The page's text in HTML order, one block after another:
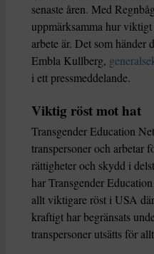
senaste åren. Med
uppmärksamma hur
arbete är. Det som händer
Embla Kullberg,
i ett pressmeddelande.
Viktig röst mot hat
Transgender Education
transpersoner och arbetar
rättigheter och skydd i
har Transgender
allt viktigare röst i USA
kraftigt har begränsats
transpersoner utsätts för